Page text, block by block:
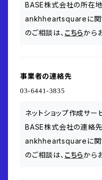
BASE株式会社の所在地
ankhheartsquareに関
のご相談は、 こちらから
事業者の連絡先
ネットショップ作成サー
BASE株式会社の連絡先
ankhheartsquareに関
のご相談は、 こちらから